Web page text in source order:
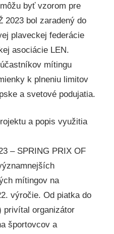
byť vzorom pre
2023 bol zaradený do
plaveckej federácie
asociácie LEN.
mítingu
k plneniu limitov
a svetové podujatia.
a popis využitia
– SPRING PRIX OF
mítingov na
výročie. Od piatka do
privítal organizátor
športovcov a